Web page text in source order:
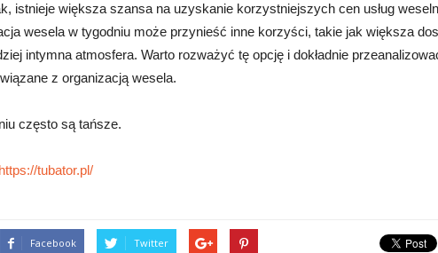
istnieje większa szansa na uzyskanie korzystniejszych cen usług
wesela w tygodniu może przynieść inne korzyści, takie jak większa
intymna atmosfera. Warto rozważyć tę opcję i dokładnie
z organizacją wesela.
często są tańsze.
https://tubator.pl/
Facebook Twitter